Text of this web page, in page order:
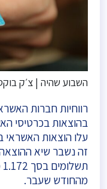
השבוע שהיה | צ׳ק
רווחיות חברות
זה נשבר שיא
מהחודש שעבר.